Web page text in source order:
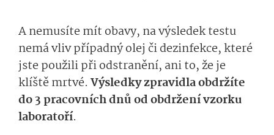
A nemusíte mít obavy, na výsledek testu
nemá vliv případný olej či dezinfekce, které
jste použili při odstranění, ani to, že je
klíště mrtvé. Výsledky zpravidla obdržíte
do 3 pracovních dnů od obdržení vzorku
laboratoří.